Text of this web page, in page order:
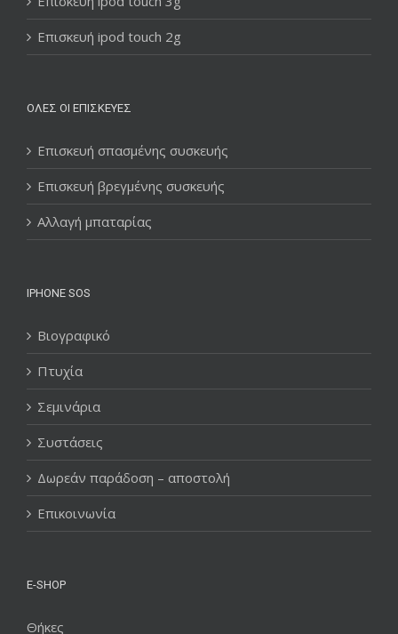
Επισκευή ipod touch 2g
ΌΛΕΣ ΟΙ ΕΠΙΣΚΕΥΈΣ
Επισκευή σπασμένης συσκευής
Επισκευή βρεγμένης συσκευής
Αλλαγή μπαταρίας
IPHONE SOS
Βιογραφικό
Πτυχία
Σεμινάρια
Συστάσεις
Δωρεάν παράδοση – αποστολή
Επικοινωνία
E-SHOP
Θήκες